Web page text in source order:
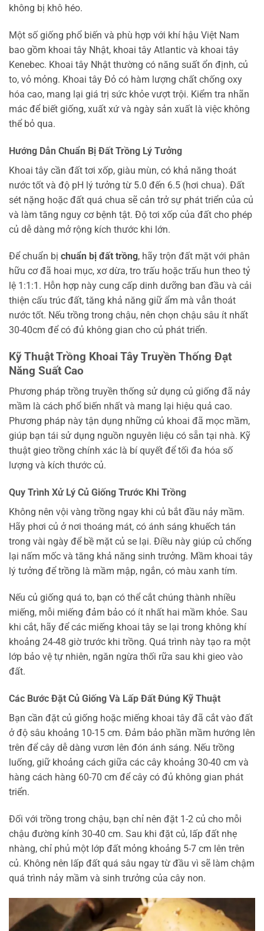
không bị khô héo.
Một số giống phổ biến và phù hợp với khí hậu Việt Nam
bao gồm khoai tây Nhật, khoai tây Atlantic và khoai tây
Kenebec. Khoai tây Nhật thường có năng suất ổn định, củ
to, vỏ mỏng. Khoai tây Đỏ có hàm lượng chất chống oxy
hóa cao, mang lại giá trị sức khỏe vượt trội. Kiểm tra nhãn
mác để biết giống, xuất xứ và ngày sản xuất là việc không
thể bỏ qua.
Hướng Dẫn Chuẩn Bị Đất Trồng Lý Tưởng
Khoai tây cần đất tơi xốp, giàu mùn, có khả năng thoát
nước tốt và độ pH lý tưởng từ 5.0 đến 6.5 (hơi chua). Đất
sét nặng hoặc đất quá chua sẽ cản trở sự phát triển của củ
và làm tăng nguy cơ bệnh tật. Độ tơi xốp của đất cho phép
củ dễ dàng mở rộng kích thước khi lớn.
Để chuẩn bị chuẩn bị đất trồng, hãy trộn đất mặt với phân
hữu cơ đã hoai mục, xơ dừa, tro trấu hoặc trấu hun theo tỷ
lệ 1:1:1. Hỗn hợp này cung cấp dinh dưỡng ban đầu và cải
thiện cấu trúc đất, tăng khả năng giữ ẩm mà vẫn thoát
nước tốt. Nếu trồng trong chậu, nên chọn chậu sâu ít nhất
30-40cm để có đủ không gian cho củ phát triển.
Kỹ Thuật Trồng Khoai Tây Truyền Thống Đạt
Năng Suất Cao
Phương pháp trồng truyền thống sử dụng củ giống đã nảy
mầm là cách phổ biến nhất và mang lại hiệu quả cao.
Phương pháp này tận dụng những củ khoai đã mọc mầm,
giúp bạn tái sử dụng nguồn nguyên liệu có sẵn tại nhà. Kỹ
thuật gieo trồng chính xác là bí quyết để tối đa hóa số
lượng và kích thước củ.
Quy Trình Xử Lý Củ Giống Trước Khi Trồng
Không nên vội vàng trồng ngay khi củ bắt đầu nảy mầm.
Hãy phơi củ ở nơi thoáng mát, có ánh sáng khuếch tán
trong vài ngày để bề mặt củ se lại. Điều này giúp củ chống
lại nấm mốc và tăng khả năng sinh trưởng. Mầm khoai tây
lý tưởng để trồng là mầm mập, ngắn, có màu xanh tím.
Nếu củ giống quá to, bạn có thể cắt chúng thành nhiều
miếng, mỗi miếng đảm bảo có ít nhất hai mầm khỏe. Sau
khi cắt, hãy để các miếng khoai tây se lại trong không khí
khoảng 24-48 giờ trước khi trồng. Quá trình này tạo ra một
lớp bảo vệ tự nhiên, ngăn ngừa thối rữa sau khi gieo vào
đất.
Các Bước Đặt Củ Giống Và Lấp Đất Đúng Kỹ Thuật
Bạn cần đặt củ giống hoặc miếng khoai tây đã cắt vào đất
ở độ sâu khoảng 10-15 cm. Đảm bảo phần mầm hướng lên
trên để cây dễ dàng vươn lên đón ánh sáng. Nếu trồng
luống, giữ khoảng cách giữa các cây khoảng 30-40 cm và
hàng cách hàng 60-70 cm để cây có đủ không gian phát
triển.
Đối với trồng trong chậu, bạn chỉ nên đặt 1-2 củ cho mỗi
chậu đường kính 30-40 cm. Sau khi đặt củ, lấp đất nhẹ
nhàng, chỉ phủ một lớp đất mỏng khoảng 5-7 cm lên trên
củ. Không nên lấp đất quá sâu ngay từ đầu vì sẽ làm chậm
quá trình nảy mầm và sinh trưởng của cây non.